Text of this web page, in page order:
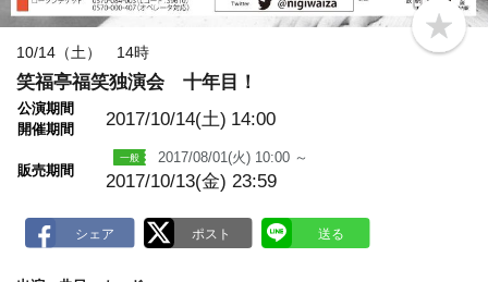
b
o
10/14（土） 14時
笑福亭福笑独演会 十年目！
公演期間
開催期間
2017/10/14(土) 14:00
販売期間
2017/08/01(火) 10:00 ～
2017/10/13(金) 23:59